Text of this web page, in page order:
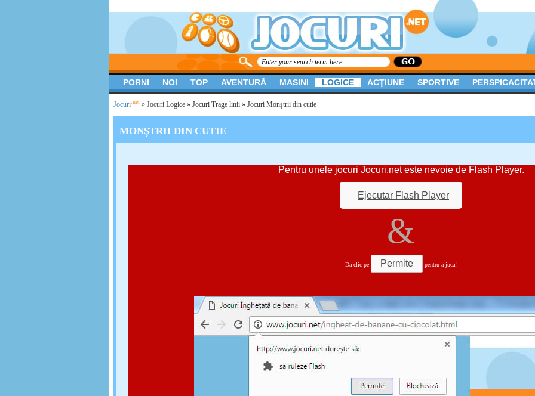
Jocuri .net » Jocuri Logice » Jocuri Trage linii » Jocuri Monştrii din cutie
MONŞTRII DIN CUTIE
Pentru unele jocuri Jocuri.net este nevoie de Flash Player.
Ejecutar Flash Player
&
Da clic pe Permite pentru a juca!
SKETCHER
Acest joc nu are descrieri
PORNI NOI TOP AVENTURĂ MASINI LOGICE ACŢIUNE SPORTIVE